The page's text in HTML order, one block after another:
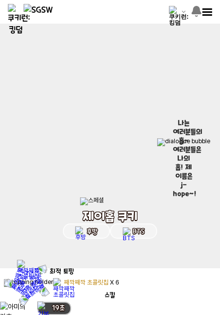
나는
여러분들의
홉~
여러분들은
나의
홉! 제
이름은
j-
hope~!
제이홉 쿠키
후방 BTS
최적 토핑
째깍째깍 초콜릿칩 X 6
스킬
19초